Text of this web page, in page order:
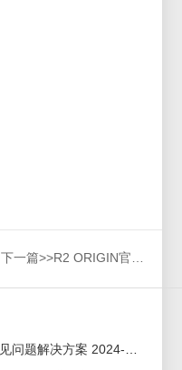
下一篇>>R2 ORIGIN官网是多少，如何前往R2 ORIGIN官网注册预约？